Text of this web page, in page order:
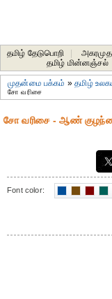
தமிழ் தேடுபொறி
தமிழ் மின்னஞ்சல்
முதன்மை பக்கம் »தமிழ்
சோ வரிசை
சோ வரிசை - ஆண்
Font color: